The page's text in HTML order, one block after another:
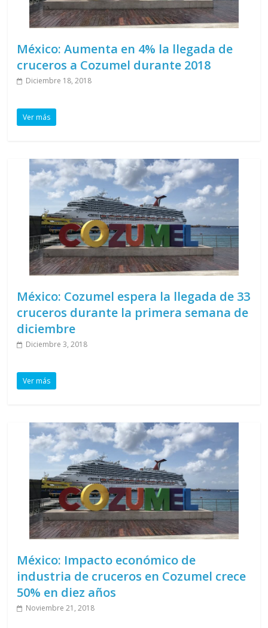
México: Aumenta en 4% la llegada de
cruceros a Cozumel durante 2018
Diciembre 18, 2018
Ver más
México: Cozumel espera la llegada de 33
cruceros durante la primera semana de
diciembre
Diciembre 3, 2018
Ver más
México: Impacto económico de
industria de cruceros en Cozumel crece
50% en diez años
Noviembre 21, 2018